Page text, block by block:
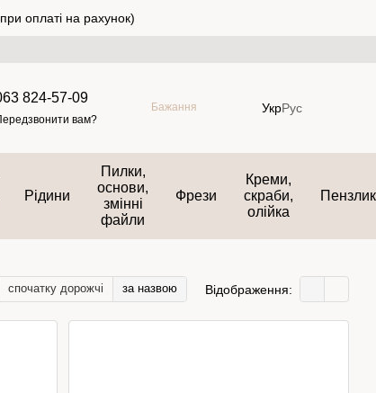
оплаті на рахунок)
824-57-09
вам?
Бажання УкрРус
Рідини
Пилки,
основи,
змінні
файли
Фрези
Креми,
скраби,
олійка
спочатку дорожчі за назвою Відображення: